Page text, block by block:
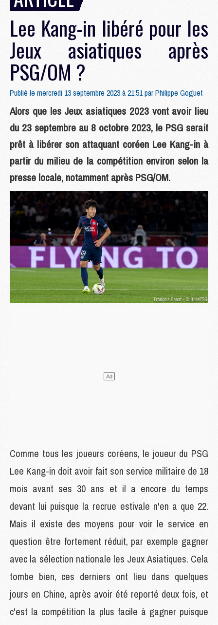
Lee Kang-in libéré pour les
Jeux asiatiques après
PSG/OM ?
Publié le mercredi 13 septembre 2023 à 21:51 parPhilippe Goguet
Alors que les Jeux asiatiques 2023 vont avoir lieu
du 23 septembre au 8 octobre 2023, le PSG serait
prêt à libérer son attaquant coréen Lee Kang-in à
partir du milieu de la compétition environ selon la
presse locale, notamment après PSG/OM.
Comme tous les joueurs coréens, le joueur du PSG
Lee Kang-in doit avoir fait son service militaire de 18
mois avant ses 30 ans et il a encore du temps
devant lui puisque la recrue estivale n'en a que 22.
Mais il existe des moyens pour voir le service en
question être fortement réduit, par exemple gagner
avec la sélection nationale les Jeux Asiatiques. Cela
tombe bien, ces derniers ont lieu dans quelques
jours en Chine, après avoir été reporté deux fois, et
c'est la compétition la plus facile à gagner puisque